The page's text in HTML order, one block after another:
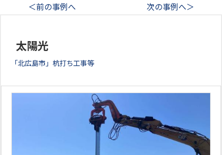
＜前の事例へ
次の事例へ＞
太陽光
「北広島市」杭打ち工事等